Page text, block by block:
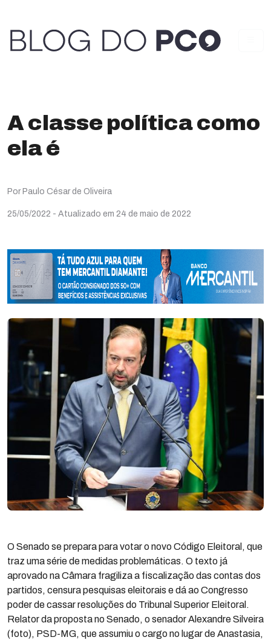
A classe política como
ela é
Por Paulo César de Oliveira
25/05/2022 - Atualizado em 24 de maio de 2022
O Senado se prepara para votar o novo Código Eleitoral, que
traz uma série de medidas problemáticas. O texto já
aprovado na Câmara fragiliza a fiscalização das contas dos
partidos, censura pesquisas eleitorais e dá ao Congresso
poder de cassar resoluções do Tribunal Superior Eleitoral.
Relator da proposta no Senado, o senador Alexandre Silveira
(foto), PSD-MG, que assumiu o cargo no lugar de Anastasia,